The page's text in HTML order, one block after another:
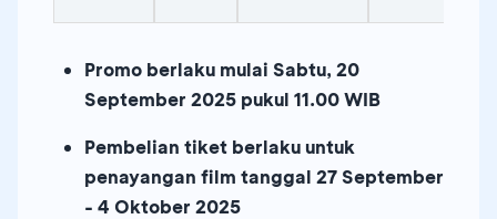
Promo berlaku mulai Sabtu, 20
September 2025 pukul 11.00 WIB
Pembelian tiket berlaku untuk
penayangan film tanggal 27 September
- 4 Oktober 2025